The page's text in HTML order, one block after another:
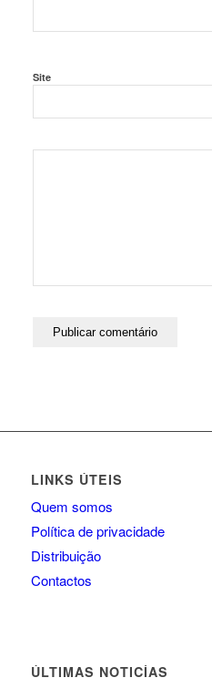
Site
LINKS ÚTEIS
Quem somos
Política de privacidade
Distribuição
Contactos
ÚLTIMAS NOTICÍAS